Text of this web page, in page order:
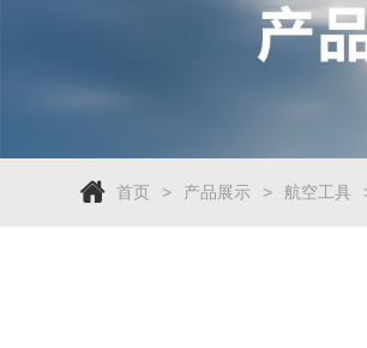
首页 产品展示 航空工具